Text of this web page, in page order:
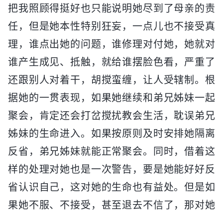
把我照顾得挺好也只能说明她尽到了母亲的责
任，但是她本性特别狂妄，一点儿也不接受真
理，谁点出她的问题，谁修理对付她，她就对
谁产生成见、抵触，就给谁摆脸色看，严重了
还跟别人对着干，胡搅蛮缠，让人受辖制。根
据她的一贯表现，如果她继续和弟兄姊妹一起
聚会，肯定还会打岔搅扰教会生活，耽误弟兄
姊妹的生命进入。如果按原则及时安排她隔离
反省，弟兄姊妹就能正常聚会。同时，借着这
样的处理对她也是一次警告，要是她能好好反
省认识自己，这对她的生命也有益处。但是如
果她不服、不接受，甚至退去不信了，那对她